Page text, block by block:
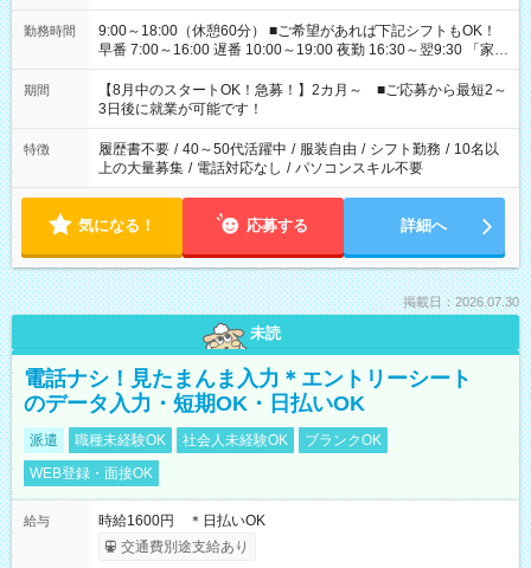
勤務時間
9:00～18:00（休憩60分） ■ご希望があれば下記シフトもOK！
早番 7:00～16:00 遅番 10:00～19:00 夜勤 16:30～翌9:30 「家族
と休みを合わせたい」 「余裕を持って夕飯の準備がしたい」
「できれば残業はしたくない」 など、ご希望を教えてください
ね。 ※Wワーク希望の方へ 今ご覧のお仕事で希望する勤務時間
と、もう1つのお仕事の勤務時間。 合計で週40時間を超える場
合は応募できません。
期間
【8月中のスタートOK！急募！】2カ月～ ■ご応募から最短2～
3日後に就業が可能です！
特徴 履歴書不要 / 40～50代活躍中 / 服装自由 / シフト勤務 / 10名以
上の大量募集 / 電話対応なし / パソコンスキル不要
気になる！ 応募する 詳細へ
掲載日：2026.07.30
未読
電話ナシ！見たまんま入力＊エントリーシート
のデータ入力・短期OK・日払いOK
派遣 職種未経験OK 社会人未経験OK
ブランクOK
WEB登録・面接OK
給与
時給1600円 ＊日払いOK
交通費別途支給あり